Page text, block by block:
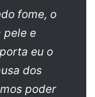
fome, o
pele e
eu o
dos
poder